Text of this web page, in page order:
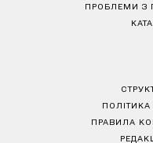
ПРОБЛЕМИ З
ПОЛІТИКА
ПРАВИЛА